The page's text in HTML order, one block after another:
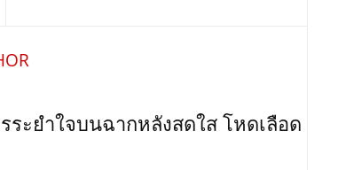
ระยำใจบนฉากหลังสดใส โหดเลือด